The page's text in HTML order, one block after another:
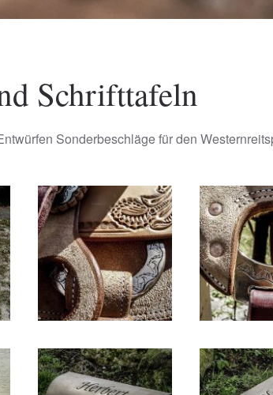
Schrifttafeln
Sonderbeschläge für den